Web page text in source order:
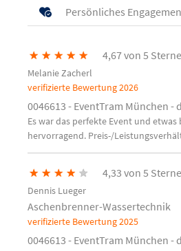
Persönliches
★ ★ ★ ★ ★ 4,67 von 5
Melanie Zacherl
verifizierte Bewertung2026
0046613 - EventTram München -
Es war das perfekte Event und
hervorragend. Preis-/
★ ★ ★ ★ ★ 4,33 von 5
Dennis Lueger
Aschenbrenner-Wassertechnik
verifizierte Bewertung2025
0046613 - EventTram München -